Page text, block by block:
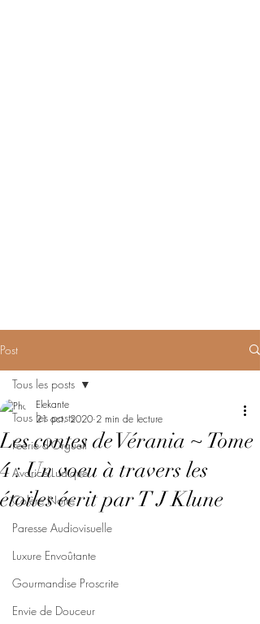
Post
Tous les posts
Féerie d'Orgueil
Avarice Ludique
Colère Noire
Paresse Audiovisuelle
Luxure Envoûtante
Gourmandise Proscrite
Envie de Douceur
Tous les posts
Les contes de Vérania ~ Tome
4 : Un voeu à travers les
étoiles écrit par T J Klune
Elekante
21 oct. 2020 2 min de lecture